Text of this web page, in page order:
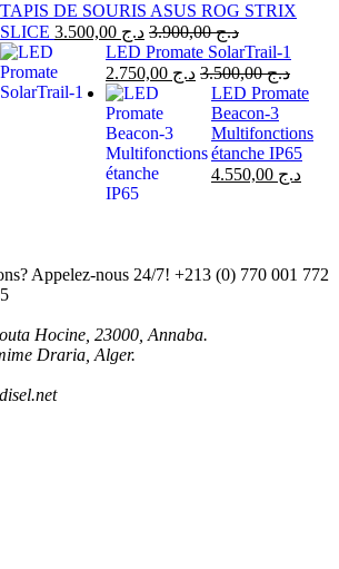
TAPIS DE SOURIS ASUS ROG STRIX
SLICE
د.ج د.ج3.900,00
LED Promate SolarTrail-1
د.ج
د.ج3.500,00
LED Promate
Beacon-3
Multifonctions
étanche IP65
د.ج
Appelez-nous 24/7! +213 (0) 770 001 772
Hocine, 23000, Annaba.
Draria, Alger.